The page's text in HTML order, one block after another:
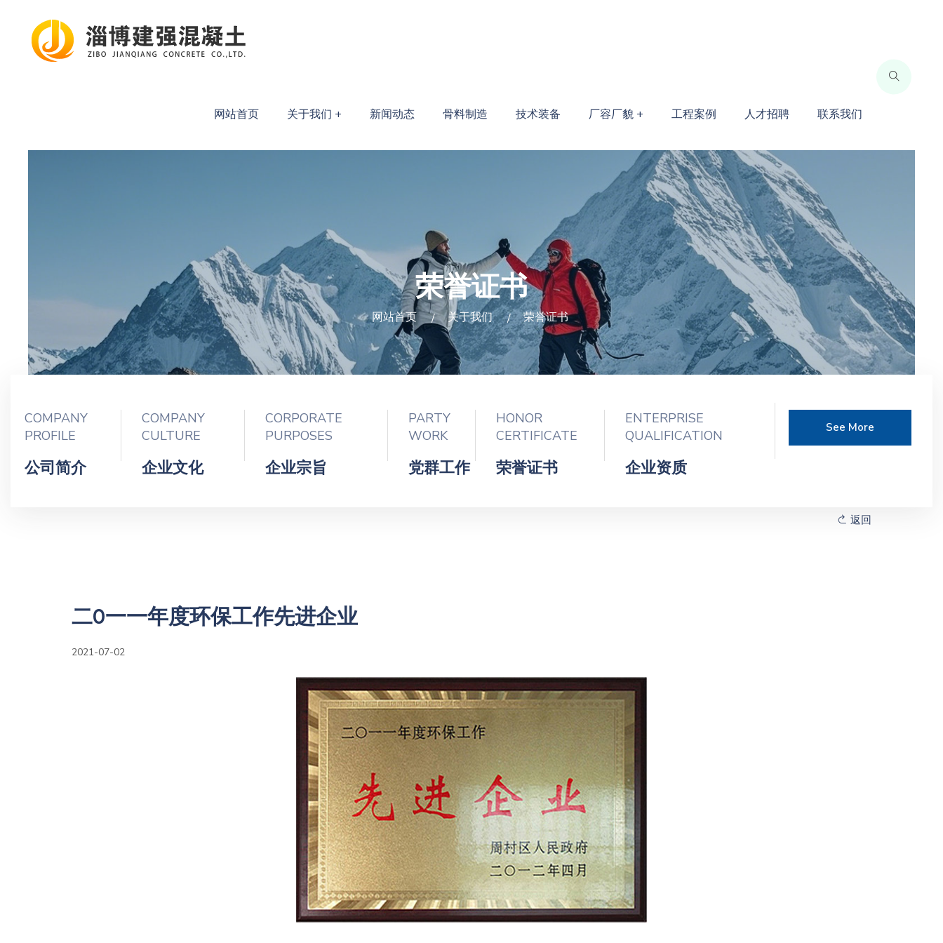
网站首页 关于我们 + 新闻动态 骨料制造 技术装备 厂容厂貌 + 工程案例 人才招聘 联系我们
荣誉证书
网站首页 关于我们 荣誉证书
COMPANY
PROFILE
公司简介
COMPANY
CULTURE
企业文化
CORPORATE
PURPOSES
企业宗旨
PARTY
WORK
党群工作
HONOR
CERTIFICATE
荣誉证书
ENTERPRISE
QUALIFICATION
企业资质
See More
返回
二0一一年度环保工作先进企业
2021-07-02